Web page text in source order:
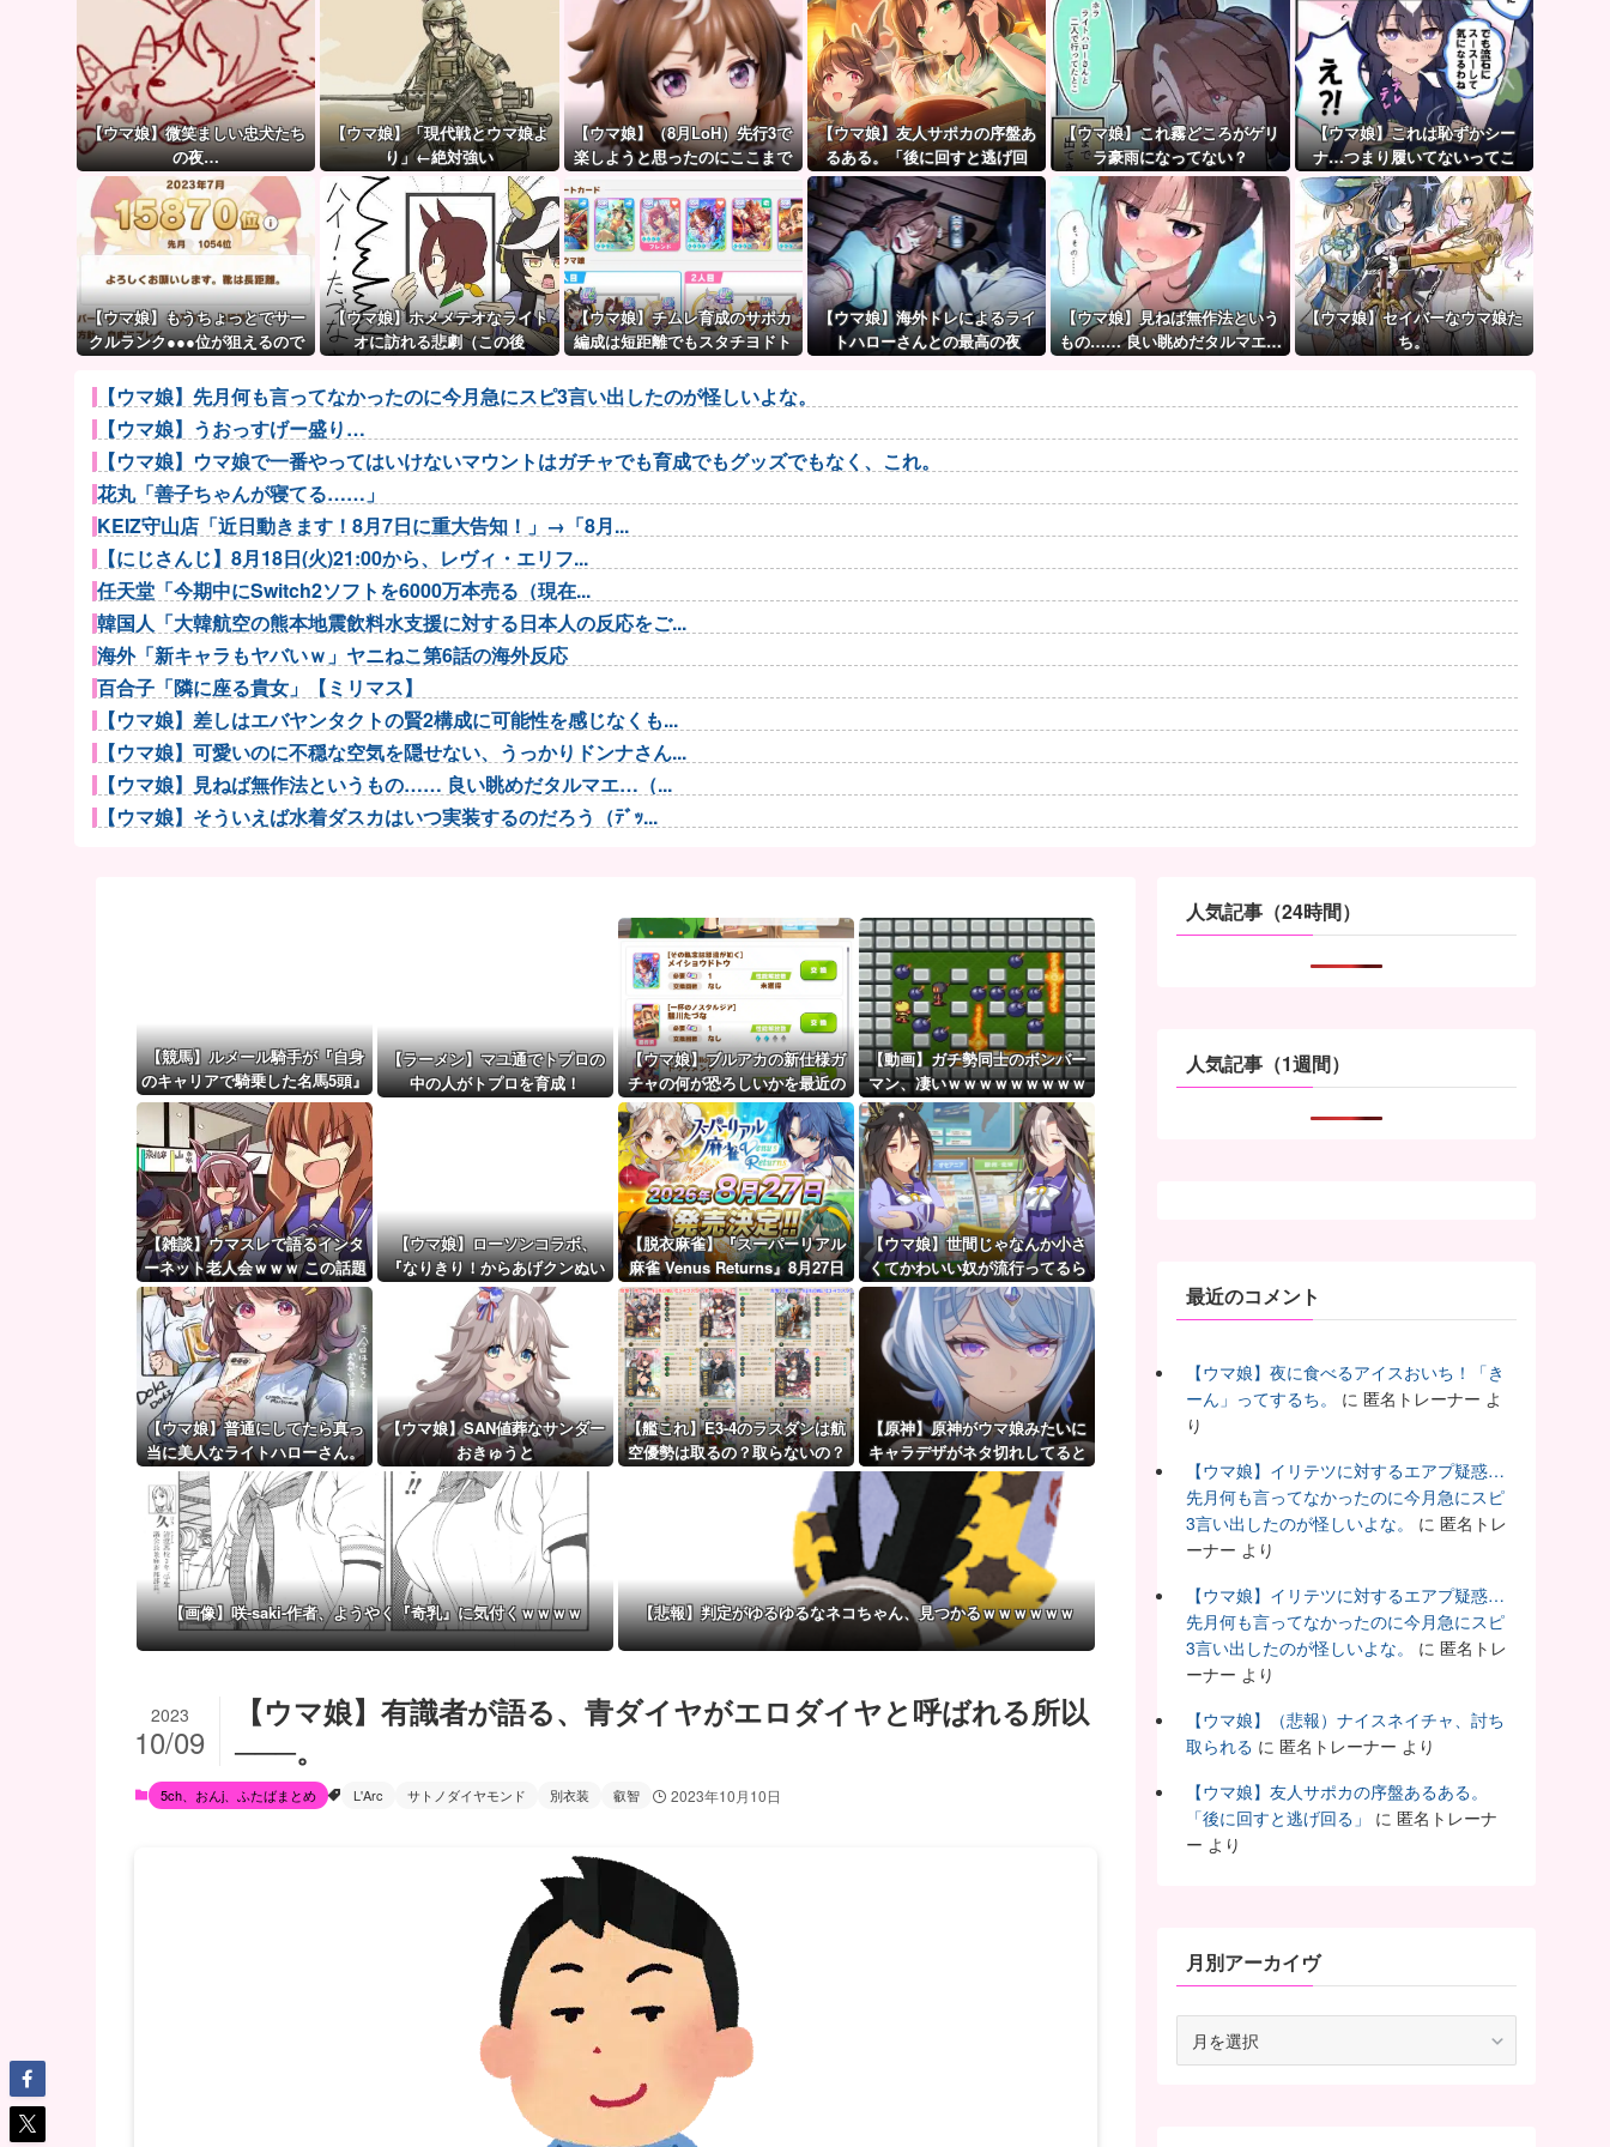
【ウマ娘】微笑ましい忠犬たち
の夜…
【ウマ娘】「現代戦とウマ娘よ
り」←絶対強い
【ウマ娘】（8月LoH）先行3で
楽しようと思ったのにここまで
環境が変わるとは思わなかった
のだ…
【ウマ娘】友人サポカの序盤あ
るある。「後に回すと逃げ回
る」
【ウマ娘】これ霧どころがゲリ
ラ豪雨になってない？
【ウマ娘】これは恥ずかシー
ナ…つまり履いてないってこ
と！？
【ウマ娘】もうちょっとでサー
クルランク●●●位が狙えるので
【ウマ娘】ホメメテオなライト
オに訪れる悲劇（この後
【ウマ娘】チムレ育成のサポカ
編成は短距離でもスタチヨドト
サポカを編成していた意味…
【ウマ娘】海外トレによるライ
トハローさんとの最高の夜
【ウマ娘】見ねば無作法という
もの…… 良い眺めだタルマエ…
【ウマ娘】セイバーなウマ娘た
ち。
【ウマ娘】先月何も言ってなかったのに今月急にスピ3言い出したのが怪しいよな。
【ウマ娘】うおっすげー盛り…
【ウマ娘】ウマ娘で一番やってはいけないマウントはガチャでも育成でもグッズでもなく、これ。
花丸「善子ちゃんが寝てる……」
KEIZ守山店「近日動きます！8月7日に重大告知！」→「8月...
【にじさんじ】8月18日(火)21:00から、レヴィ・エリフ...
任天堂「今期中にSwitch2ソフトを6000万本売る（現在...
韓国人「大韓航空の熊本地震飲料水支援に対する日本人の反応をご...
海外「新キャラもヤバいｗ」ヤニねこ第6話の海外反応
百合子「隣に座る貴女」【ミリマス】
【ウマ娘】差しはエバヤンタクトの賢2構成に可能性を感じなくも...
【ウマ娘】可愛いのに不穏な空気を隠せない、うっかりドンナさん...
【ウマ娘】見ねば無作法というもの…… 良い眺めだタルマエ…（...
【ウマ娘】そういえば水着ダスカはいつ実装するのだろう（ﾃﾞｯ...
【スパロボ】インパクトやアルファ外伝くらいのバランス求む！！...
田中みな実、妊婦でもオシャレ優先！ヒールでこけたらどうすんの...
年下金持ち経営者のオナホに堕ちた私3
フランス人「欲張りすぎだ」中村敬斗、ランス残留の可能性を会長...
【ウマ娘】（審議）無凸ブーケと完凸シャカール、中距離先行編成...
【ウマ娘】覚醒Lv6、7の解放が今後2か月置きに実装予定！第...
【競馬】ルメール騎手が『自身
のキャリアで騎乗した名馬5頭』
を語る
【ラーメン】マユ通でトプロの
中の人がトプロを育成！
【ウマ娘】ブルアカの新仕様ガ
チャの何が恐ろしいかを最近の
ウマ娘ガチャに例えると…地獄
だな？
【動画】ガチ勢同士のボンバー
マン、凄いｗｗｗｗｗｗｗｗｗ
ｗｗｗ
【雑談】ウマスレで語るインタ
ーネット老人会ｗｗｗ この話題
についていけないってマ
ジ…！？
【ウマ娘】ローソンコラボ、
『なりきり！からあげクンぬい
ぐるみ』などの追加グッズ情報
公開
【脱衣麻雀】『スーパーリアル
麻雀 Venus Returns』8月27日
に発売決定！
【ウマ娘】世間じゃなんか小さ
くてかわいい奴が流行ってるら
しいな？
【ウマ娘】普通にしてたら真っ
当に美人なライトハローさん。
（結局飲んでしまう）
【ウマ娘】SAN値葬なサンダー
おきゅうと
【艦これ】E3-4のラスダンは航
空優勢は取るの？取らないの？
【原神】原神がウマ娘みたいに
キャラデザがネタ切れしてると
か言ってる奴いるんだが、そう
なの？
【画像】咲-saki-作者、ようやく『奇乳』に気付くｗｗｗｗ 【悲報】判定がゆるゆるなネコちゃん、見つかるｗｗｗｗｗｗ
【ウマ娘】有識者が語る、青ダイヤがエロダイヤと呼ばれる所以
───。
2023
10/09
5ch、おんj、ふたばまとめ L'Arc サトノダイヤモンド 別衣装 叡智 2023年10月10日
人気記事（24時間）
人気記事（1週間）
最近のコメント
【ウマ娘】夜に食べるアイスおいち！「き
ーん」ってするち。
に 匿名トレーナー よ
り
【ウマ娘】イリテツに対するエアプ疑惑…
先月何も言ってなかったのに今月急にスピ
3言い出したのが怪しいよな。
に 匿名トレ
ーナー より
【ウマ娘】イリテツに対するエアプ疑惑…
先月何も言ってなかったのに今月急にスピ
3言い出したのが怪しいよな。
に 匿名トレ
ーナー より
【ウマ娘】（悲報）ナイスネイチャ、討ち
取られる に 匿名トレーナー より
【ウマ娘】友人サポカの序盤あるある。
「後に回すと逃げ回る」
に 匿名トレーナ
ー より
月別アーカイヴ